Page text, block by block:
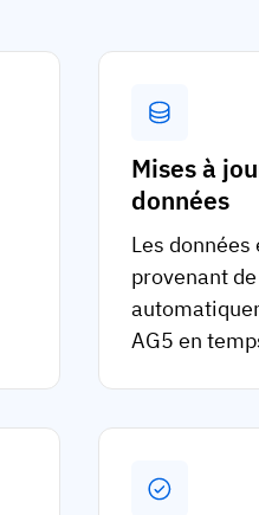
Mises à
données
Les
provenant
AG5 en